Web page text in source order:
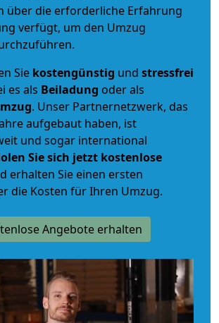
über die erforderliche Erfahrung
verfügt, um den Umzug
Sie kostengünstig und stressfrei
es als Beiladung oder als
. Unser Partnernetzwerk, das
aufgebaut haben, ist
und sogar international
Sie sich jetzt kostenlose
erhalten Sie einen ersten
die Kosten für Ihren Umzug.
Angebote erhalten